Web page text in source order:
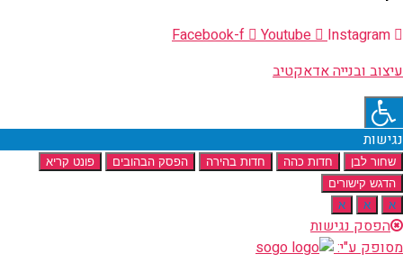
Facebook-f
Youtube
Instagram
עיצוב ובנייה אדאקטיב
נגישות
שחור לבן חדות כהה חדות בהירה הפסק הבהובים
פונט קריא
הדגש קישורים
א
א א
הפסק נגישות
מסופק ע"י: